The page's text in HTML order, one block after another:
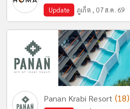
Update ภูเก็ต , 07 ส.ค. 69
Panan Krabi Resort (18)